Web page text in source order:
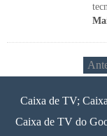
Caixa de TV;
Caixa de TV do